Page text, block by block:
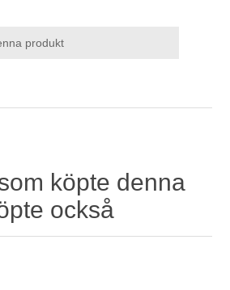
produkt
köpte denna
också